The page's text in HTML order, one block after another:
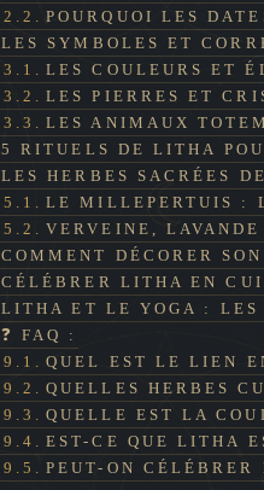
POURQUOI LES
LES SYMBOLES ET
LES COULEURS ET
LES PIERRES ET
LES ANIMAUX
5 RITUELS DE LITHA
LES HERBES SACRÉES
LE MILLEPERTUIS :
VERVEINE, LAVANDE
COMMENT DÉCORER
CÉLÉBRER LITHA EN
LITHA ET LE YOGA : LES
❓ FAQ :
QUEL EST LE LIEN
QUELLES HERBES
QUELLE EST LA
EST-CE QUE LITHA
PEUT-ON CÉLÉBRER